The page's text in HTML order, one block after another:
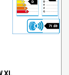
D
71 dB
XL